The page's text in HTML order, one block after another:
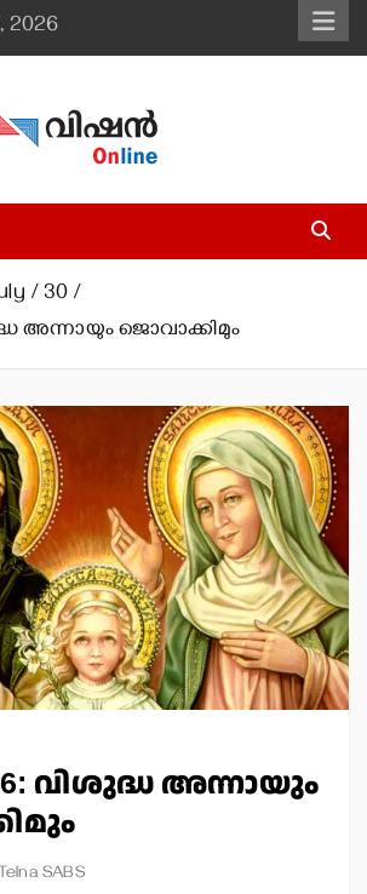
2026
Online
News with Divine Clarity.
30
അന്നായും ജൊവാക്കിമും
വിശുദ്ധ അന്നായും
SABS